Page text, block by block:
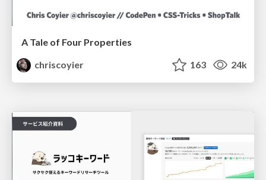
A Tale of Four Properties
chriscoyier
163 24k